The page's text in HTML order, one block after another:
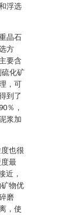
浮选
晶石
方
要含
化矿
，可
到了
％，
浆加
也很
最
近，
物优
磨
，使